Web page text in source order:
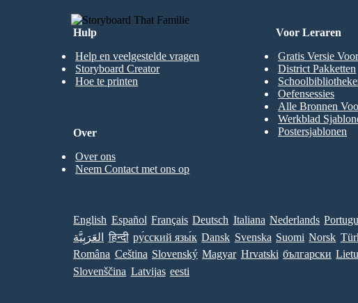
Hulp
Help en veelgestelde vragen
Storyboard Creator
Hoe te printen
Voor Leraren
Gratis Versie
District Pakketten
Oefensessies
Alle Bronnen
Werkblad
Postersjablonen
Over
Over ons
Neem Contact met ons op
English Español Français Deutsch Italiana Nederlands
العَرَبِيَّة
हिन्दी ру́сский язы́к Dansk Svenska Suomi Norsk
Româna Ceština Slovenský Magyar Hrvatski български
Slovenščina Latvijas eesti